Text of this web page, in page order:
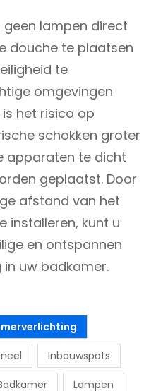
geen lampen direct
douche te plaatsen
te
omgevingen
het risico op
schokken groter
apparaten te dicht
geplaatst. Door
afstand van het
installeren, kunt u
en ontspannen
uw badkamer.
Inbouwspots
Lampen